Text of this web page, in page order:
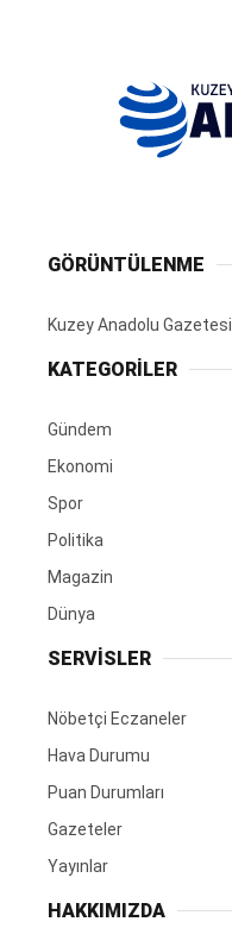
GÖRÜNTÜLENME
Kuzey Anadolu Gazetesi
KATEGORİLER
Gündem
Ekonomi
Spor
Politika
Magazin
Dünya
SERVİSLER
Nöbetçi Eczaneler
Hava Durumu
Puan Durumları
Gazeteler
Yayınlar
HAKKIMIZDA